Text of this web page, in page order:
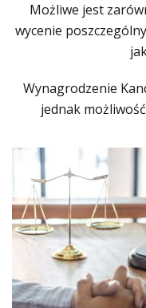
Możliwe jest
wycenie
Wynagrodzenie
jednak